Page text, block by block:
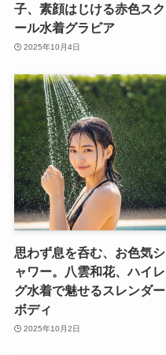
子、素顔はじける赤色スク
ール水着グラビア
2025年10月4日
思わず息を呑む、お色気シ
ャワー。八雲和花、ハイレ
グ水着で魅せるスレンダー
ボディ
2025年10月2日